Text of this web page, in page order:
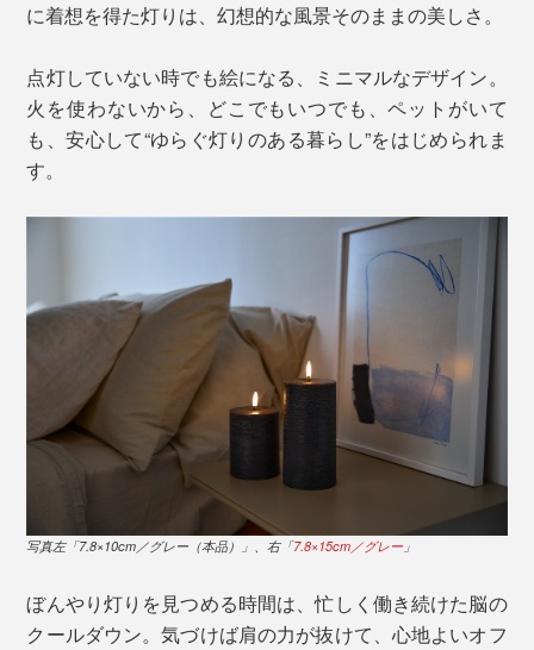
に着想を得た灯りは、幻想的な風景そのままの美しさ。
点灯していない時でも絵になる、ミニマルなデザイン。
火を使わないから、どこでもいつでも、ペットがいて
も、安心して“ゆらぐ灯りのある暮らし”をはじめられま
す。
写真左「7.8×10cm／グレー（本品）」、右「7.8×15cm／グレー 」
ぼんやり灯りを見つめる時間は、忙しく働き続けた脳の
クールダウン。気づけば肩の力が抜けて、心地よいオフ